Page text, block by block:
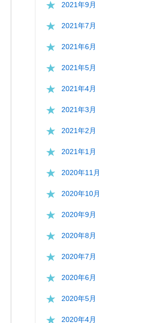
2021年9月
2021年7月
2021年6月
2021年5月
2021年4月
2021年3月
2021年2月
2021年1月
2020年11月
2020年10月
2020年9月
2020年8月
2020年7月
2020年6月
2020年5月
2020年4月